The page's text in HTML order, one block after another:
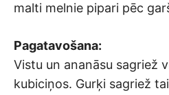
malti melnie pipari pēc
Pagatavošana:
Vistu un ananāsu sagriež
kubiciņos. Gurķi sagriež